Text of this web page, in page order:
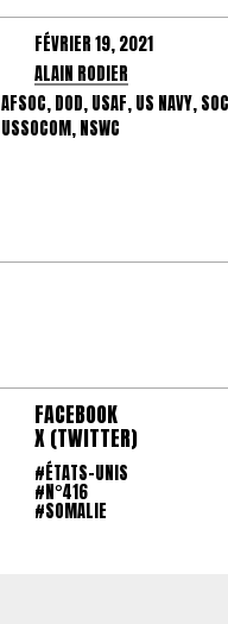
FÉVRIER 19, 2021
ALAIN RODIER
AFSOC, DOD, USAF, US NAVY,
USSOCOM, NSWC
FACEBOOK
X (TWITTER)
#ÉTATS-UNIS
#N°416
#SOMALIE